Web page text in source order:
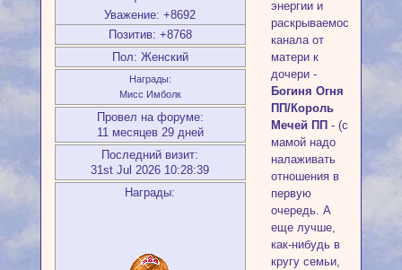
Уважение: +8692
Позитив: +8768
Пол: Женский
Награды:
Мисс Имболк
Провел на форуме:
11 месяцев 29 дней
Последний визит:
31st Jul 2026 10:28:39
Награды:
энергии и
раскрываемость
канала от
матери к
дочери -
Богиня Огня
ПП/Король
Мечей ПП - (с
мамой надо
налаживать
отношения в
первую
очередь. А
еще лучше,
как-нибудь в
кругу семьи,